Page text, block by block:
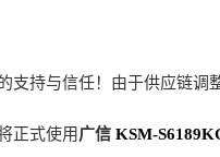
支持与信任！ 由于供应链调
正式使用广信 KSM-